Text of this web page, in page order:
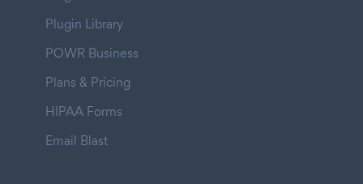
Plugin Library
POWR Business
Plans & Pricing
HIPAA Forms
Email Blast